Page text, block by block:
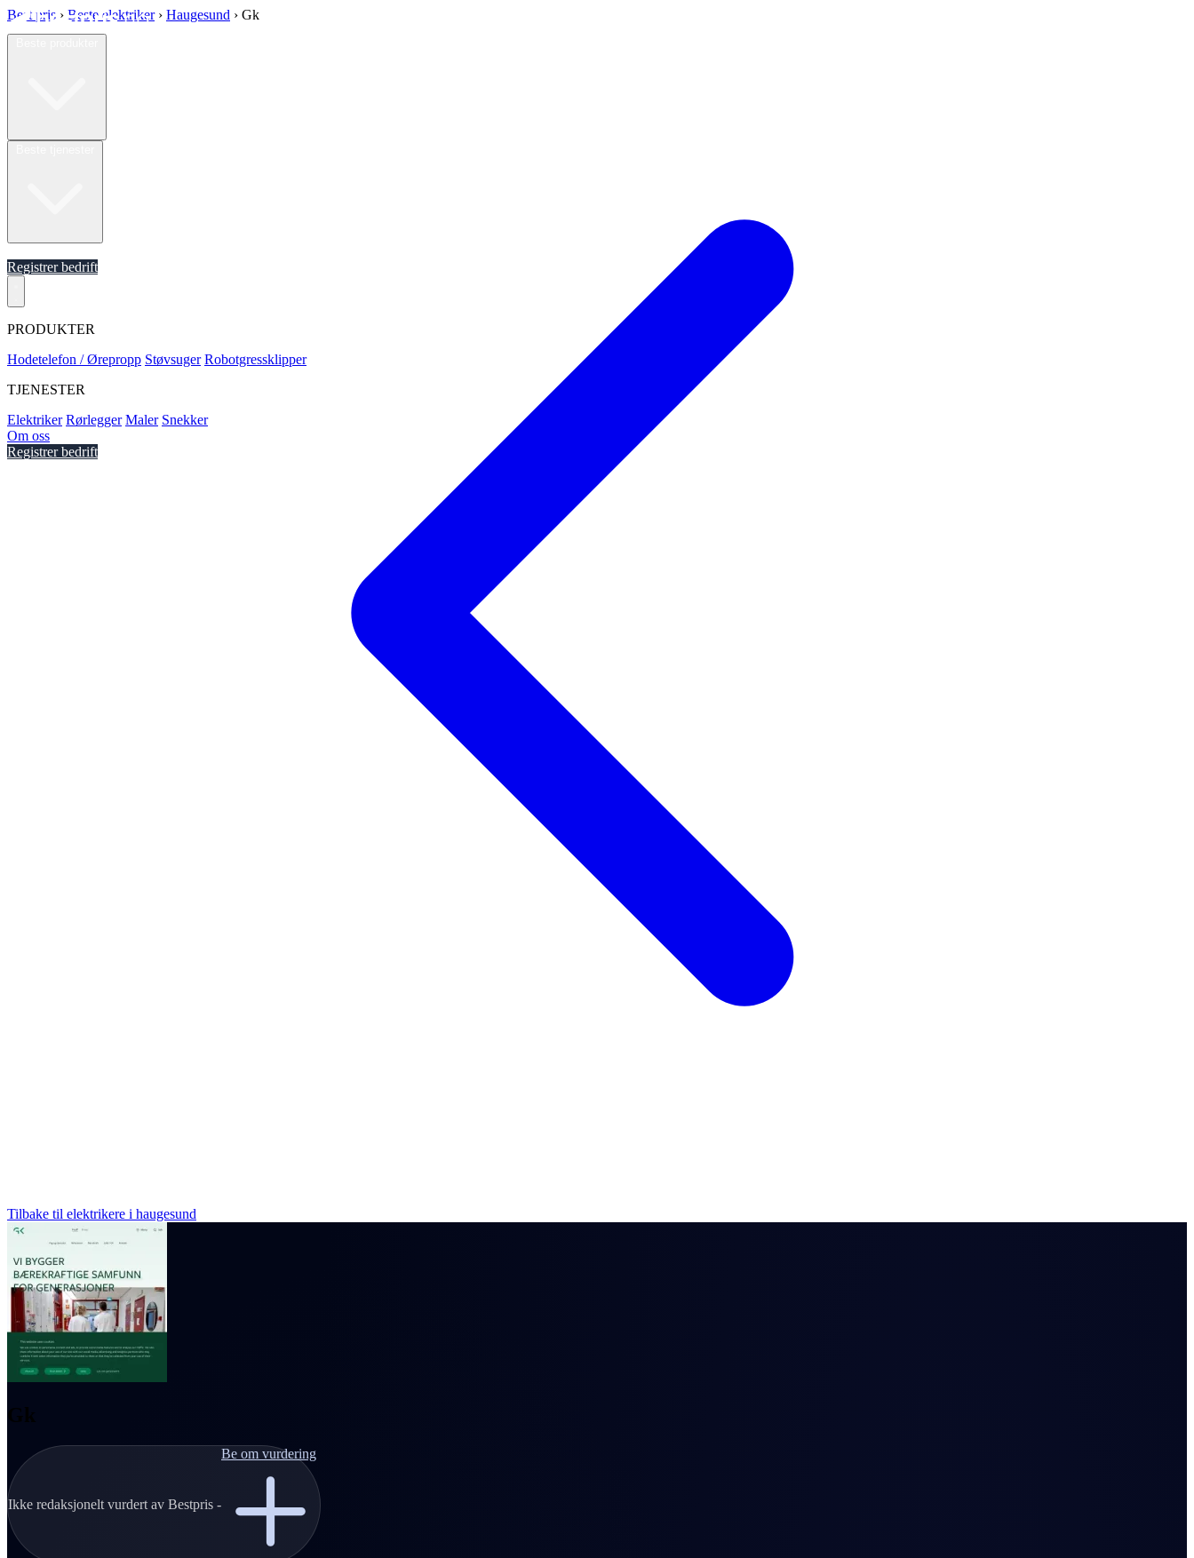
Registrer bedrift
PRODUKTER
Hodetelefon / Ørepropp Støvsuger Robotgressklipper
TJENESTER
Elektriker Rørlegger Maler Snekker
Om oss
Registrer bedrift
Best pris › Beste elektriker › Haugesund › Gk
Tilbake til elektrikere i haugesund
Ikke redaksjonelt vurdert av Bestpris -
Be om vurdering